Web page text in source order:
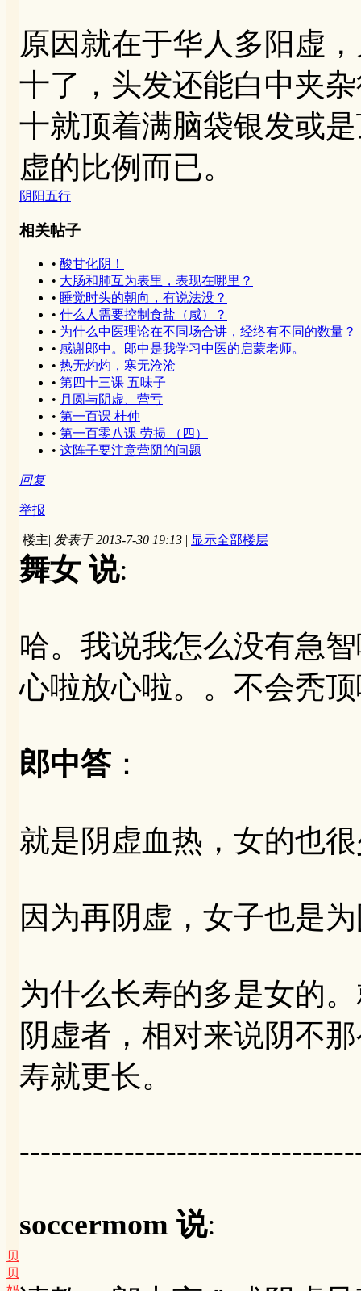
原因就在于华人多阳虚
十了，头发还能白中夹
十就顶着满脑袋银发或
虚的比例而已。
阴阳五行
相关帖子
• 酸甘化阴！
• 大肠和肺互为表里，表现在哪里？
• 睡觉时头的朝向，有说法没？
• 什么人需要控制食盐（咸）？
• 为什么中医理论在不同场合讲，经络有不同的数量？
• 感谢郎中。郎中是我学习中医的启蒙老师。
• 热无灼灼，寒无沧沧
• 第四十三课 五味子
• 月圆与阴虚、营亏
• 第一百课 杜仲
• 第一百零八课 劳损 （四）
• 这阵子要注意营阴的问题
回复
举报
贝
贝
楼主| 发表于 2013-7-30 19:13 | 显示全部楼层
舞女 说:
哈。我说我怎么没有急
心啦放心啦。。不会秃
郎中答：
就是阴虚血热，女的也
因为再阴虚，女子也是
为什么长寿的多是女的
阴虚者，相对来说阴不
寿就更长。
soccermom 说: